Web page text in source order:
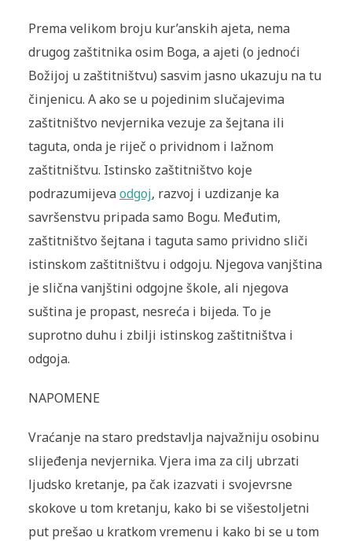
Prema velikom broju kur’anskih ajeta, nema
drugog zaštitnika osim Boga, a ajeti (o jednoći
Božijoj u zaštitništvu) sasvim jasno ukazuju na tu
činjenicu. A ako se u pojedinim slučajevima
zaštitništvo nevjernika vezuje za šejtana ili
taguta, onda je riječ o prividnom i lažnom
zaštitništvu. Istinsko zaštitništvo koje
podrazumijevaodgoj, razvoj i uzdizanje ka
savršenstvu pripada samo Bogu. Međutim,
zaštitništvo šejtana i taguta samo prividno sliči
istinskom zaštitništvu i odgoju. Njegova vanjština
je slična vanjštini odgojne škole, ali njegova
suština je propast, nesreća i bijeda. To je
suprotno duhu i zbilji istinskog zaštitništva i
odgoja.
NAPOMENE
Vraćanje na staro predstavlja najvažniju osobinu
slijeđenja nevjernika. Vjera ima za cilj ubrzati
ljudsko kretanje, pa čak izazvati i svojevrsne
skokove u tom kretanju, kako bi se višestoljetni
put prešao u kratkom vremenu i kako bi se u tom